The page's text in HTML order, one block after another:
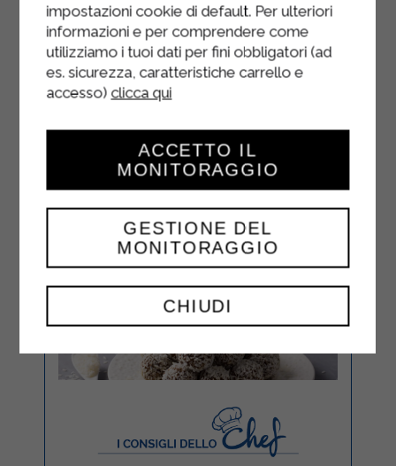
Servire
impostazioni cookie di default. Per ulteriori
informazioni e per comprendere come
utilizziamo i tuoi dati per fini obbligatori (ad
es. sicurezza, caratteristiche carrello e
accesso) clicca qui
CHIUDI
GESTIONE DEL
MONITORAGGIO
ACCETTO IL
MONITORAGGIO